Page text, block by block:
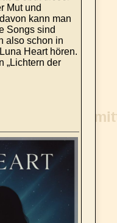
Mut und
kann man
Songs sind
also schon in
Heart hören.
„Lichtern der